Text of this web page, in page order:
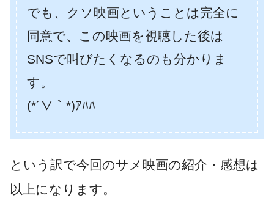
でも、クソ映画ということは完全に
同意で、この映画を視聴した後は
SNSで叫びたくなるのも分かりま
す。
(*´∇｀*)ｱﾊﾊ
という訳で今回のサメ映画の紹介・感想は
以上になります。